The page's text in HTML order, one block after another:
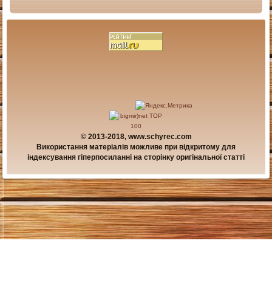
© 2013-2018, www.schyrec.com
Використання матеріалів можливе при відкритому для
індексування гіперпосиланні на сторінку оригінальної статті